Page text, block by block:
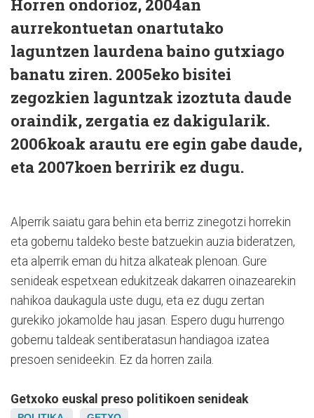
Horren ondorioz, 2004an
aurrekontuetan onartutako
laguntzen laurdena baino gutxiago
banatu ziren. 2005eko bisitei
zegozkien laguntzak izoztuta daude
oraindik, zergatia ez dakigularik.
2006koak arautu ere egin gabe daude,
eta 2007koen berririk ez dugu.
Alperrik saiatu gara behin eta berriz zinegotzi horrekin
eta gobernu taldeko beste batzuekin auzia bideratzen,
eta alperrik eman du hitza alkateak plenoan. Gure
senideak espetxean edukitzeak dakarren oinazearekin
nahikoa daukagula uste dugu, eta ez dugu zertan
gurekiko jokamolde hau jasan. Espero dugu hurrengo
gobernu taldeak sentiberatasun handiagoa izatea
presoen senideekin. Ez da horren zaila.
Getxoko euskal preso politikoen senideak